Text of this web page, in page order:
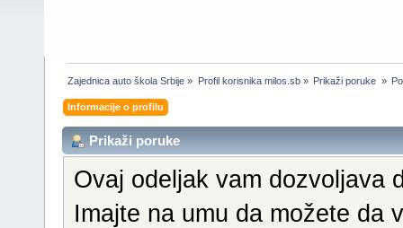
Zajednica auto škola Srbije » Profil korisnika milos.sb» Prikaži poruke »
Informacije o profilu
Prikaži poruke
Ovaj odeljak vam dozvoljava
Imajte na umu da možete da